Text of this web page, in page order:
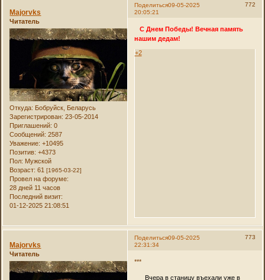
Поделиться 772
09-05-2025
20:05:21
Majorvks
Читатель
Откуда: Бобруйск, Беларусь
Зарегистрирован: 23-05-2014
Приглашений: 0
Сообщений: 2587
Уважение: +10495
Позитив: +4373
Пол: Мужской
Возраст: 61[1965-03-22]
Провел на форуме:
28 дней 11 часов
Последний визит:
01-12-2025 21:08:51
С Днем Победы! Вечная память
нашим дедам!
+2
Поделиться 773
09-05-2025
22:31:34
Majorvks
Читатель
***
Вчера в станицу въехали уже в